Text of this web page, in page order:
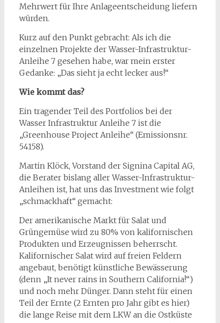
Mehrwert für Ihre Anlageentscheidung liefern
würden.
Kurz auf den Punkt gebracht: Als ich die
einzelnen Projekte der Wasser-Infrastruktur-
Anleihe 7 gesehen habe, war mein erster
Gedanke: „Das sieht ja echt lecker aus!“
Wie kommt das?
Ein tragender Teil des Portfolios bei der
Wasser Infrastruktur Anleihe 7 ist die
„Greenhouse Project Anleihe“ (Emissionsnr.
54158).
Martin Klöck, Vorstand der Signina Capital AG,
die Berater bislang aller Wasser-Infrastruktur-
Anleihen ist, hat uns das Investment wie folgt
„schmackhaft“ gemacht:
Der amerikanische Markt für Salat und
Grüngemüse wird zu 80% von kalifornischen
Produkten und Erzeugnissen beherrscht.
Kalifornischer Salat wird auf freien Feldern
angebaut, benötigt künstliche Bewässerung
(denn „It never rains in Southern California!“)
und noch mehr Dünger. Dann steht für einen
Teil der Ernte (2 Ernten pro Jahr gibt es hier)
die lange Reise mit dem LKW an die Ostküste